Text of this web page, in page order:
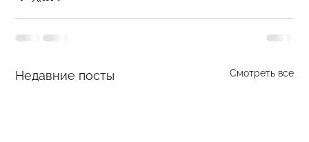
Недавние посты Смотреть все